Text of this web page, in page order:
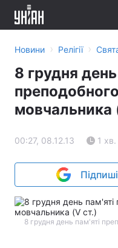
Новини › Релігії ›
8 грудня
мовчальника
00:27, 08.12.13 1 хв.
8 грудня день пам'яті